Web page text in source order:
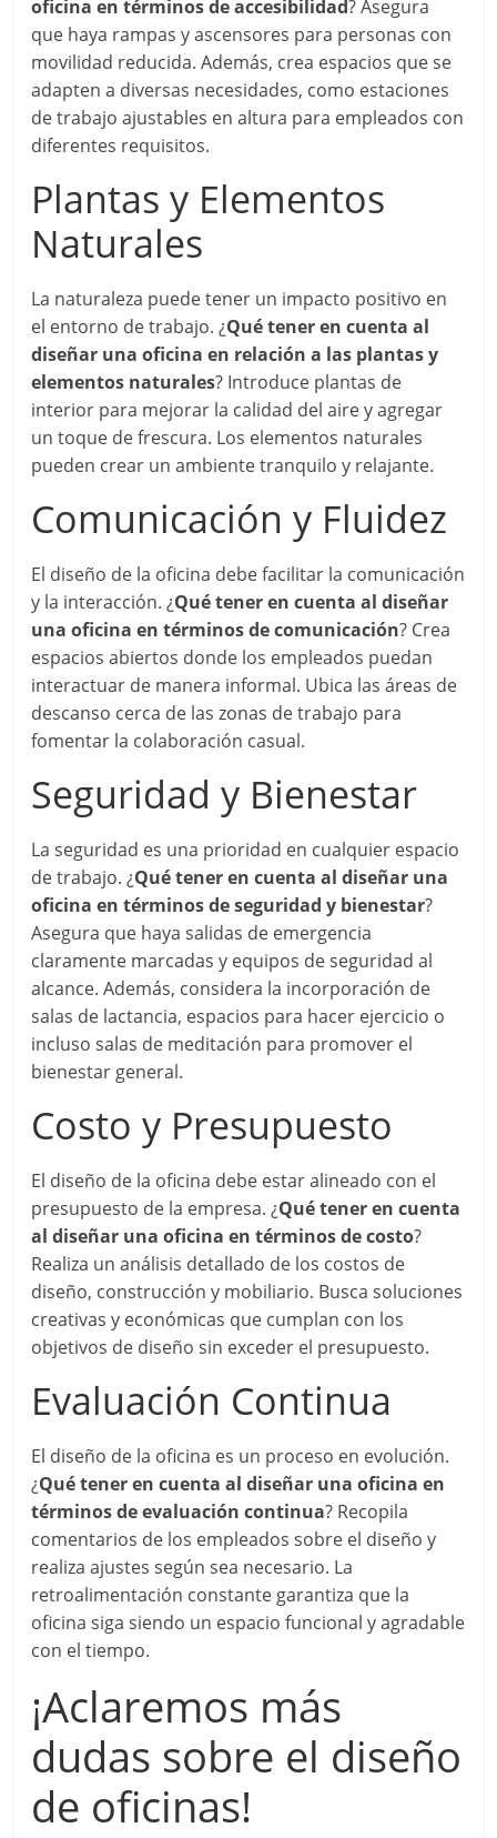
oficina en términos de accesibilidad? Asegura
que haya rampas y ascensores para personas con
movilidad reducida. Además, crea espacios que se
adapten a diversas necesidades, como estaciones
de trabajo ajustables en altura para empleados con
diferentes requisitos.
Plantas y Elementos
Naturales
La naturaleza puede tener un impacto positivo en
el entorno de trabajo. ¿Qué tener en cuenta al
diseñar una oficina en relación a las plantas y
elementos naturales? Introduce plantas de
interior para mejorar la calidad del aire y agregar
un toque de frescura. Los elementos naturales
pueden crear un ambiente tranquilo y relajante.
Comunicación y Fluidez
El diseño de la oficina debe facilitar la comunicación
y la interacción. ¿Qué tener en cuenta al diseñar
una oficina en términos de comunicación? Crea
espacios abiertos donde los empleados puedan
interactuar de manera informal. Ubica las áreas de
descanso cerca de las zonas de trabajo para
fomentar la colaboración casual.
Seguridad y Bienestar
La seguridad es una prioridad en cualquier espacio
de trabajo. ¿Qué tener en cuenta al diseñar una
oficina en términos de seguridad y bienestar?
Asegura que haya salidas de emergencia
claramente marcadas y equipos de seguridad al
alcance. Además, considera la incorporación de
salas de lactancia, espacios para hacer ejercicio o
incluso salas de meditación para promover el
bienestar general.
Costo y Presupuesto
El diseño de la oficina debe estar alineado con el
presupuesto de la empresa. ¿Qué tener en cuenta
al diseñar una oficina en términos de costo?
Realiza un análisis detallado de los costos de
diseño, construcción y mobiliario. Busca soluciones
creativas y económicas que cumplan con los
objetivos de diseño sin exceder el presupuesto.
Evaluación Continua
El diseño de la oficina es un proceso en evolución.
¿Qué tener en cuenta al diseñar una oficina en
términos de evaluación continua? Recopila
comentarios de los empleados sobre el diseño y
realiza ajustes según sea necesario. La
retroalimentación constante garantiza que la
oficina siga siendo un espacio funcional y agradable
con el tiempo.
¡Aclaremos más
dudas sobre el diseño
de oficinas!